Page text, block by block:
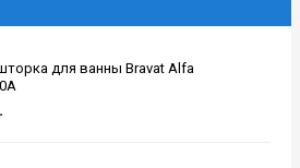
для ванны Bravat Alfa